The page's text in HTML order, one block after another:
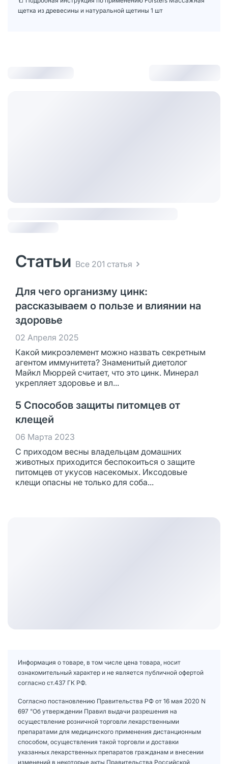
щетка из древесины и натуральной щетины 1 шт
Статьи Все 201 статья
Для чего организму цинк:
рассказываем о пользе и влиянии на
здоровье
02 Апреля 2025
Какой микроэлемент можно назвать секретным
агентом иммунитета? Знаменитый диетолог
Майкл Мюррей считает, что это цинк. Минерал
укрепляет здоровье и вл...
5 Способов защиты питомцев от
клещей
06 Марта 2023
С приходом весны владельцам домашних
животных приходится беспокоиться о защите
питомцев от укусов насекомых. Иксодовые
клещи опасны не только для соба...
Информация о товаре, в том числе цена товара, носит
ознакомительный характер и не является публичной офертой
согласно ст.437 ГК РФ.
Согласно постановлению Правительства РФ от 16 мая 2020 N
697 "Об утверждении Правил выдачи разрешения на
осуществление розничной торговли лекарственными
препаратами для медицинского применения дистанционным
способом, осуществления такой торговли и доставки
указанных лекарственных препаратов гражданам и внесении
изменений в некоторые акты Правительства Российской